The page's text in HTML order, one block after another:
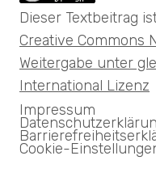
Dieser Textbeitrag
Creative Commons
Weitergabe unter
International Lizenz
Impressum
Cookie-